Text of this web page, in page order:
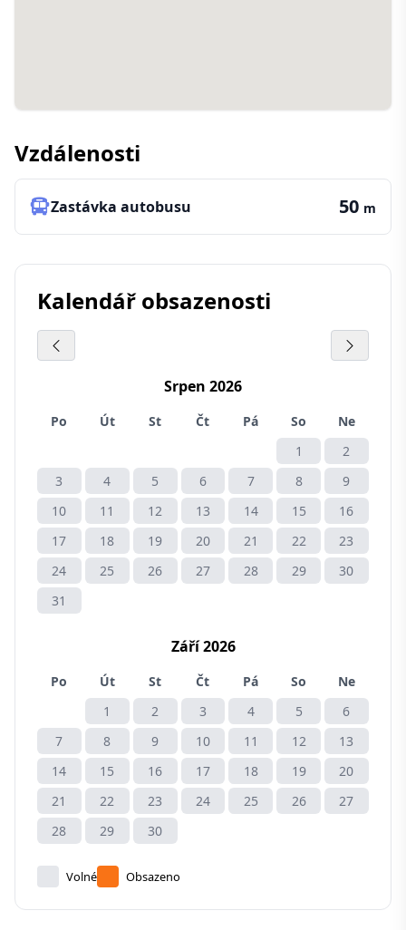
Vzdálenosti
Zastávka autobusu 50 m
Kalendář obsazenosti
Srpen 2026
Po Út St Čt Pá So
Ne
1
2
3
4 5 6 7 8
9
10
11 12 13 14 15
16
17
18 19 20 21 22
23
24
25 26 27 28 29
30
31
Září 2026
Po Út St Čt Pá So
Ne
1
2 3 4 5
6
7
8 9 10 11 12
13
14
15 16 17 18 19
20
21
22 23 24 25 26
27
28
29 30
Volné Obsazeno